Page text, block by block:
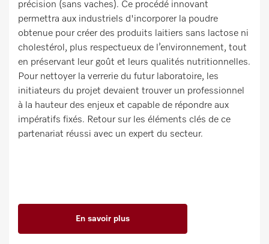
précision (sans vaches). Ce procédé innovant
permettra aux industriels d'incorporer la poudre
obtenue pour créer des produits laitiers sans lactose ni
cholestérol, plus respectueux de l’environnement, tout
en préservant leur goût et leurs qualités nutritionnelles.
Pour nettoyer la verrerie du futur laboratoire, les
initiateurs du projet devaient trouver un professionnel
à la hauteur des enjeux et capable de répondre aux
impératifs fixés. Retour sur les éléments clés de ce
partenariat réussi avec un expert du secteur.
En savoir plus